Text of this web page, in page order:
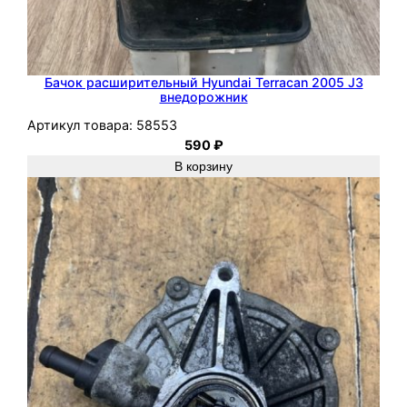
ж
и
п
н
о
р
о
ж
н
и
к
,
Л
е
Бачок расширительный Hyundai Terracan 2005 J3
внедорожник
Артикул товара: 58553
590₽
В корзину